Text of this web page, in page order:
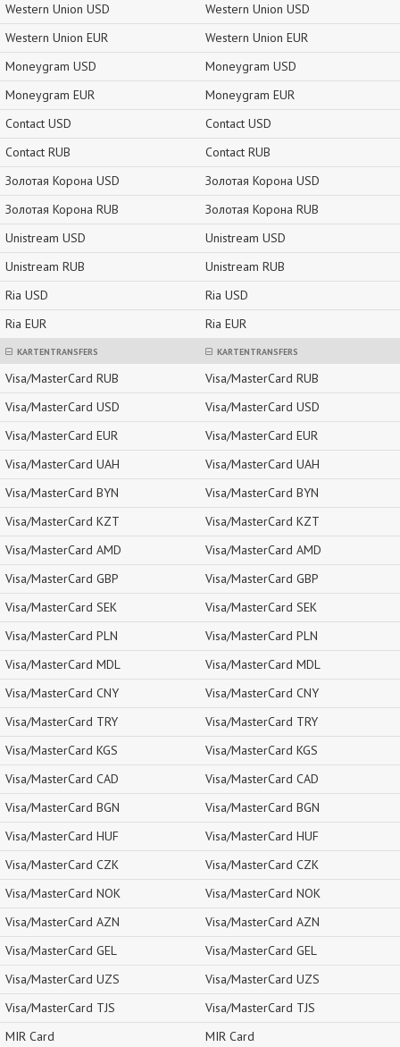
Western Union USD
Western Union EUR
Moneygram USD
Moneygram EUR
Contact USD
Contact RUB
Золотая Корона USD
Золотая Корона RUB
Unistream USD
Unistream RUB
Ria USD
Ria EUR
KARTENTRANSFERS
Visa/MasterCard RUB
Visa/MasterCard USD
Visa/MasterCard EUR
Visa/MasterCard UAH
Visa/MasterCard BYN
Visa/MasterCard KZT
Visa/MasterCard AMD
Visa/MasterCard GBP
Visa/MasterCard SEK
Visa/MasterCard PLN
Visa/MasterCard MDL
Visa/MasterCard CNY
Visa/MasterCard TRY
Visa/MasterCard KGS
Visa/MasterCard CAD
Visa/MasterCard BGN
Visa/MasterCard HUF
Visa/MasterCard CZK
Visa/MasterCard NOK
Visa/MasterCard AZN
Visa/MasterCard GEL
Visa/MasterCard UZS
Visa/MasterCard TJS
MIR Card
Western Union USD
Western Union EUR
Moneygram USD
Moneygram EUR
Contact USD
Contact RUB
Золотая Корона USD
Золотая Корона RUB
Unistream USD
Unistream RUB
Ria USD
Ria EUR
KARTENTRANSFERS
Visa/MasterCard RUB
Visa/MasterCard USD
Visa/MasterCard EUR
Visa/MasterCard UAH
Visa/MasterCard BYN
Visa/MasterCard KZT
Visa/MasterCard AMD
Visa/MasterCard GBP
Visa/MasterCard SEK
Visa/MasterCard PLN
Visa/MasterCard MDL
Visa/MasterCard CNY
Visa/MasterCard TRY
Visa/MasterCard KGS
Visa/MasterCard CAD
Visa/MasterCard BGN
Visa/MasterCard HUF
Visa/MasterCard CZK
Visa/MasterCard NOK
Visa/MasterCard AZN
Visa/MasterCard GEL
Visa/MasterCard UZS
Visa/MasterCard TJS
MIR Card